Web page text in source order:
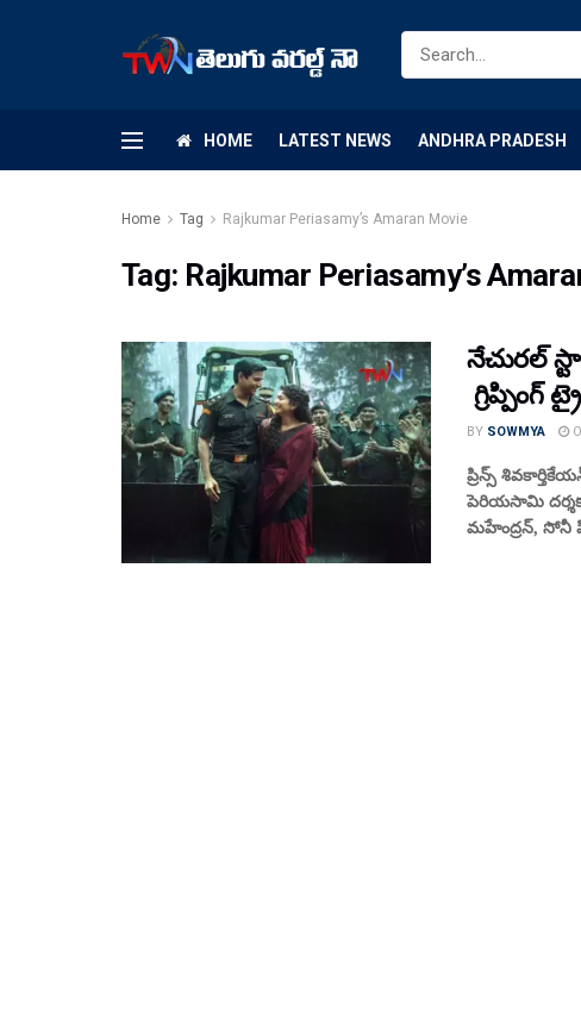
HOME LATEST NEWS ANDHRA PRADESH
Home Tag Rajkumar Periasamy’s Amaran Movie
Tag: Rajkumar Periasamy’s
నేచురల్
గ్రిప్పింగ్
BY SOWMYA
ప్రిన్స్
పెరియసామి
మహేంద్రన్, సోనీ